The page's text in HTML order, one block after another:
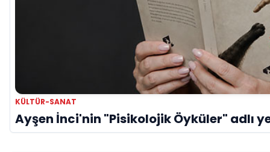
KÜLTÜR-SANAT
Ayşen İnci'nin "Pisikolojik Öyküler" adlı